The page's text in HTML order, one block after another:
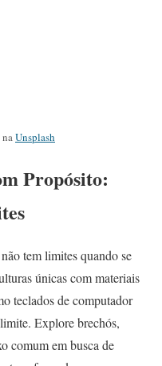
naUnsplash
Propósito:
tem limites quando se
únicas com materiais
teclados de computador
Explore brechós,
comum em busca de